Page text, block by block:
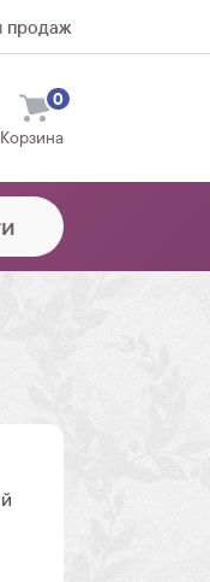
продаж
Корзина
0